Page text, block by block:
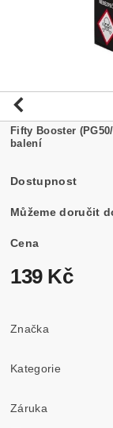
Fifty Booster
balení
Dostupnost
Můžeme doručit
Cena
139 Kč
Značka
Kategorie
Záruka